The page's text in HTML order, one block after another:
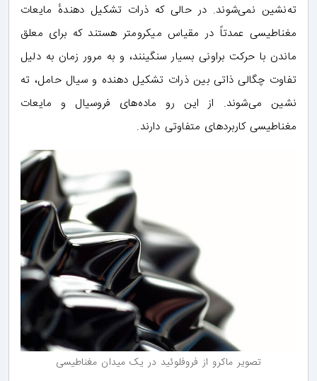
ته‌نشین نمی‌شوند. در حالی که ذرات تشکیل دهندهٔ مایعات
مغناطیسی عمدتاً در مقیاس میکرومتر هستند که برای معلق
ماندن با حرکت براونی بسیار سنگینند، و به مرور زمان به دلیل
تفاوت چگالی ذاتی بین ذرات تشکیل دهنده و سیال حامل، ته
نشین می‌شوند. از این رو ماده‌های فروسیال و مایعات
مغناطیسی کاربردهای متفاوتی دارند.
تصویر ماکرو از فروفلوئید در یک میدان مغناطیسی